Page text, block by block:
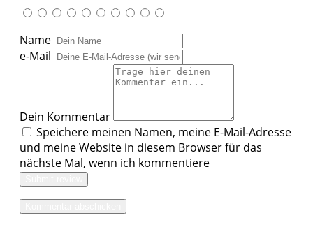
Name
e-Mail
Dein Kommentar
Speichere meinen Namen, meine E-Mail-Adresse
und meine Website in diesem Browser für das
nächste Mal, wenn ich kommentiere